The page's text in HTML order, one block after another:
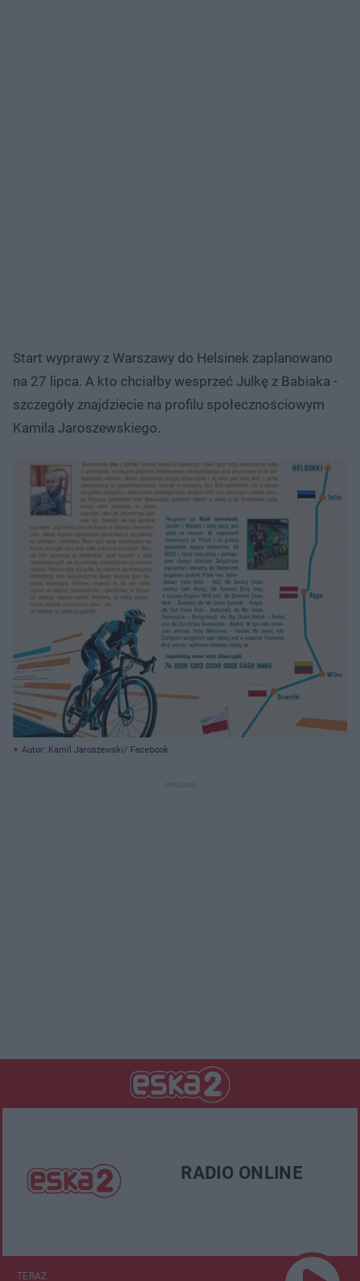
Start wyprawy z Warszawy do Helsinek zaplanowano
na 27 lipca. A kto chciałby wesprzeć Julkę z Babiaka -
szczegóły znajdziecie na profilu społecznościowym
Kamila Jaroszewskiego.
Autor: Kamil Jaroszewski/ Facebook
RADIO ONLINE
TERAZ